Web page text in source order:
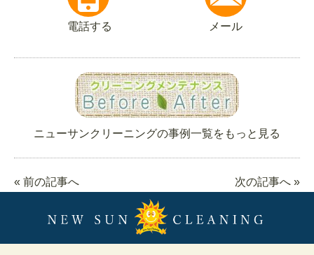
電話する メール
ニューサンクリーニングの事例一覧をもっと見る
« 前の記事へ 次の記事へ »